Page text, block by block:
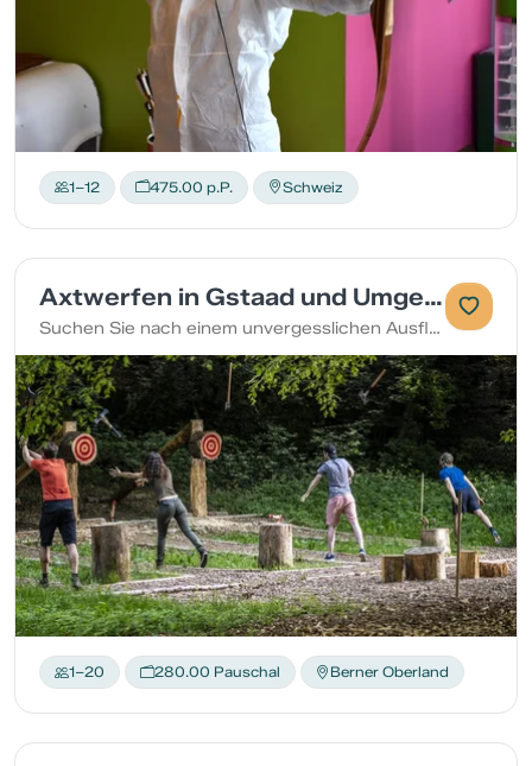
1–12 475.00 p.P. Schweiz
Axtwerfen in Gstaad und Umgebung
Suchen Sie nach einem unvergesslichen Ausflug mit Ihren Liebsten oder einer Gruppe von Freunden? Begeben Sie sich mit uns auf ein Axt-Wurf-Abenteuer!
1–20 280.00 Pauschal Berner Oberland